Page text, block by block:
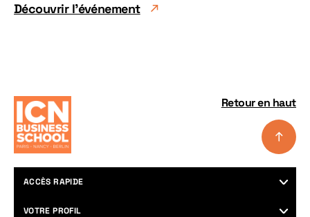
Découvrir l'événement
ACCÈS RAPIDE
Programmes
VOTRE PROFIL
Retour en haut